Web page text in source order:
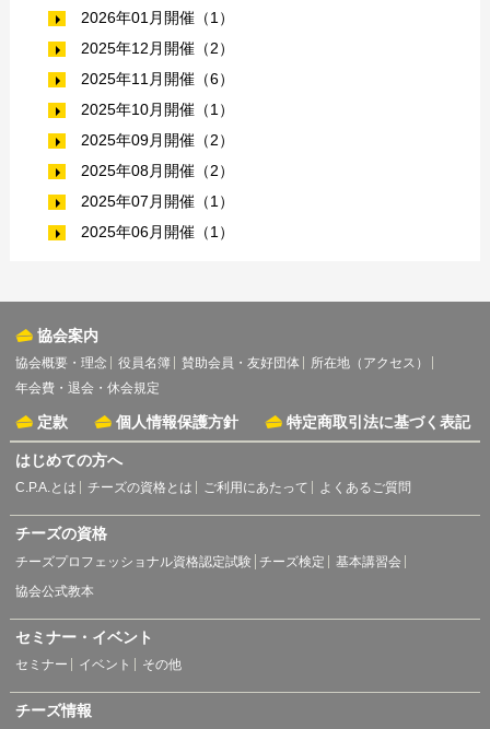
2026年01月開催（1）
2025年12月開催（2）
2025年11月開催（6）
2025年10月開催（1）
2025年09月開催（2）
2025年08月開催（2）
2025年07月開催（1）
2025年06月開催（1）
協会案内
協会概要・理念 役員名簿 賛助会員・友好団体
所在地（アクセス）
年会費・退会・休会規定
定款 個人情報保護方針 特定商取引法に基づく表記
はじめての方へ
C.P.A.とは チーズの資格とは ご利用にあたって よくあるご質問
チーズの資格
チーズプロフェッショナル資格認定試験 チーズ検定
基本講習会
協会公式教本
セミナー・イベント
セミナー イベント その他
チーズ情報